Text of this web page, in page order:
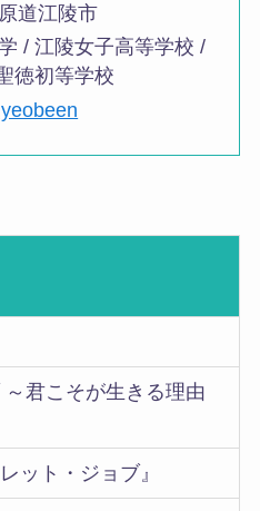
道江陵市
/ 江陵女子高等学校 /
徳初等学校
～君こそが生きる理由
ット・ジョブ』